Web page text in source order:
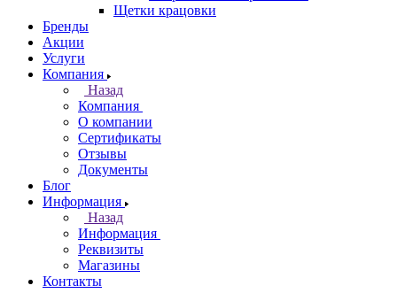
Щетки крацовки
Бренды
Акции
Услуги
Компания
Назад
Компания
О компании
Сертификаты
Отзывы
Документы
Блог
Информация
Назад
Информация
Реквизиты
Магазины
Контакты